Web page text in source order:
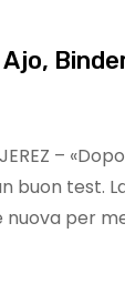
–
buon test.
per